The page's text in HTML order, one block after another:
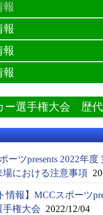
ー選手権大会 歴
ーツpresents 2022年
における注意事項
情報】MCCスポーツ
手権大会 2022/12/04